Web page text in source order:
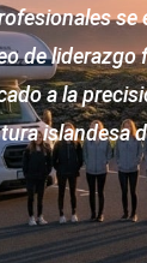
se
de liderazgo
a la
islandesa